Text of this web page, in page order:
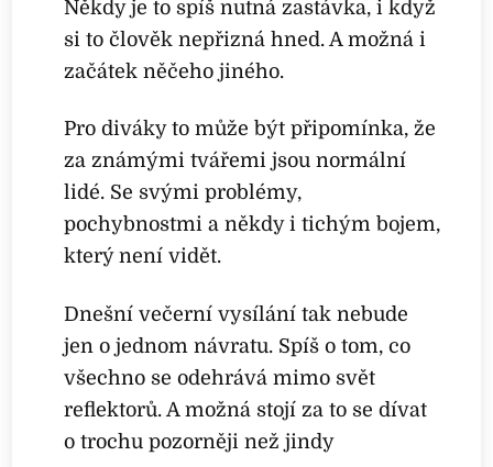
Někdy je to spíš nutná zastávka, i když
si to člověk nepřizná hned. A možná i
začátek něčeho jiného.
Pro diváky to může být připomínka, že
za známými tvářemi jsou normální
lidé. Se svými problémy,
pochybnostmi a někdy i tichým bojem,
který není vidět.
Dnešní večerní vysílání tak nebude
jen o jednom návratu. Spíš o tom, co
všechno se odehrává mimo svět
reflektorů. A možná stojí za to se dívat
o trochu pozorněji než jindy